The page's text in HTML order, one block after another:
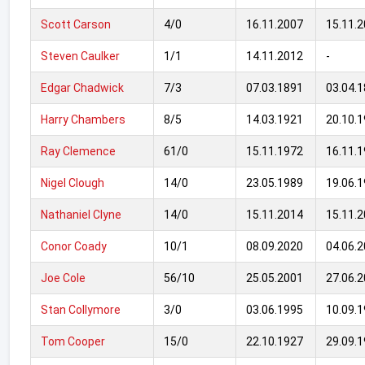
Scott Carson 4/0 16.11.2007
Steven Caulker 1/1 14.11.2012 -
Edgar Chadwick 7/3 07.03.1891
Harry Chambers 8/5 14.03.1921
Ray Clemence 61/0 15.11.1972
Nigel Clough 14/0 23.05.1989
Nathaniel Clyne 14/0 15.11.2014
Conor Coady 10/1 08.09.2020
Joe Cole 56/10 25.05.2001
Stan Collymore 3/0 03.06.1995
Tom Cooper 15/0 22.10.1927